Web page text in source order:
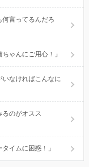
何言ってるんだろ
ゃんにご用心！」
いなければこんなに
るのがオスス
イムに困惑！」